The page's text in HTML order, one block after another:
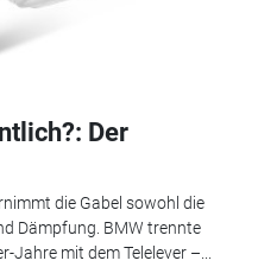
Der
die Gabel sowohl die
Dämpfung. BMW trennte
mit dem Telelever –...